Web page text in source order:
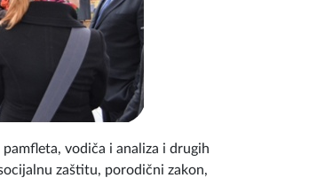
vodiča i analiza i drugih
zaštitu, porodični zakon,